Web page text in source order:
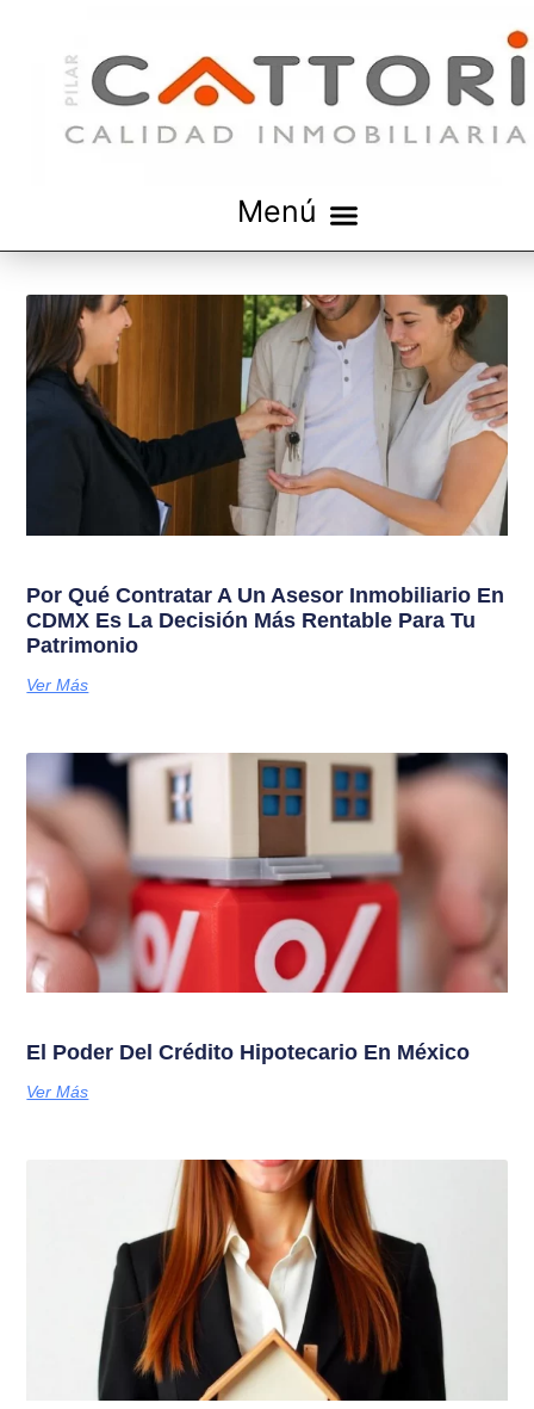
Por Qué Contratar A Un Asesor Inmobiliario En
CDMX Es La Decisión Más Rentable Para Tu
Patrimonio
Ver Más
El Poder Del Crédito Hipotecario En México
Ver Más